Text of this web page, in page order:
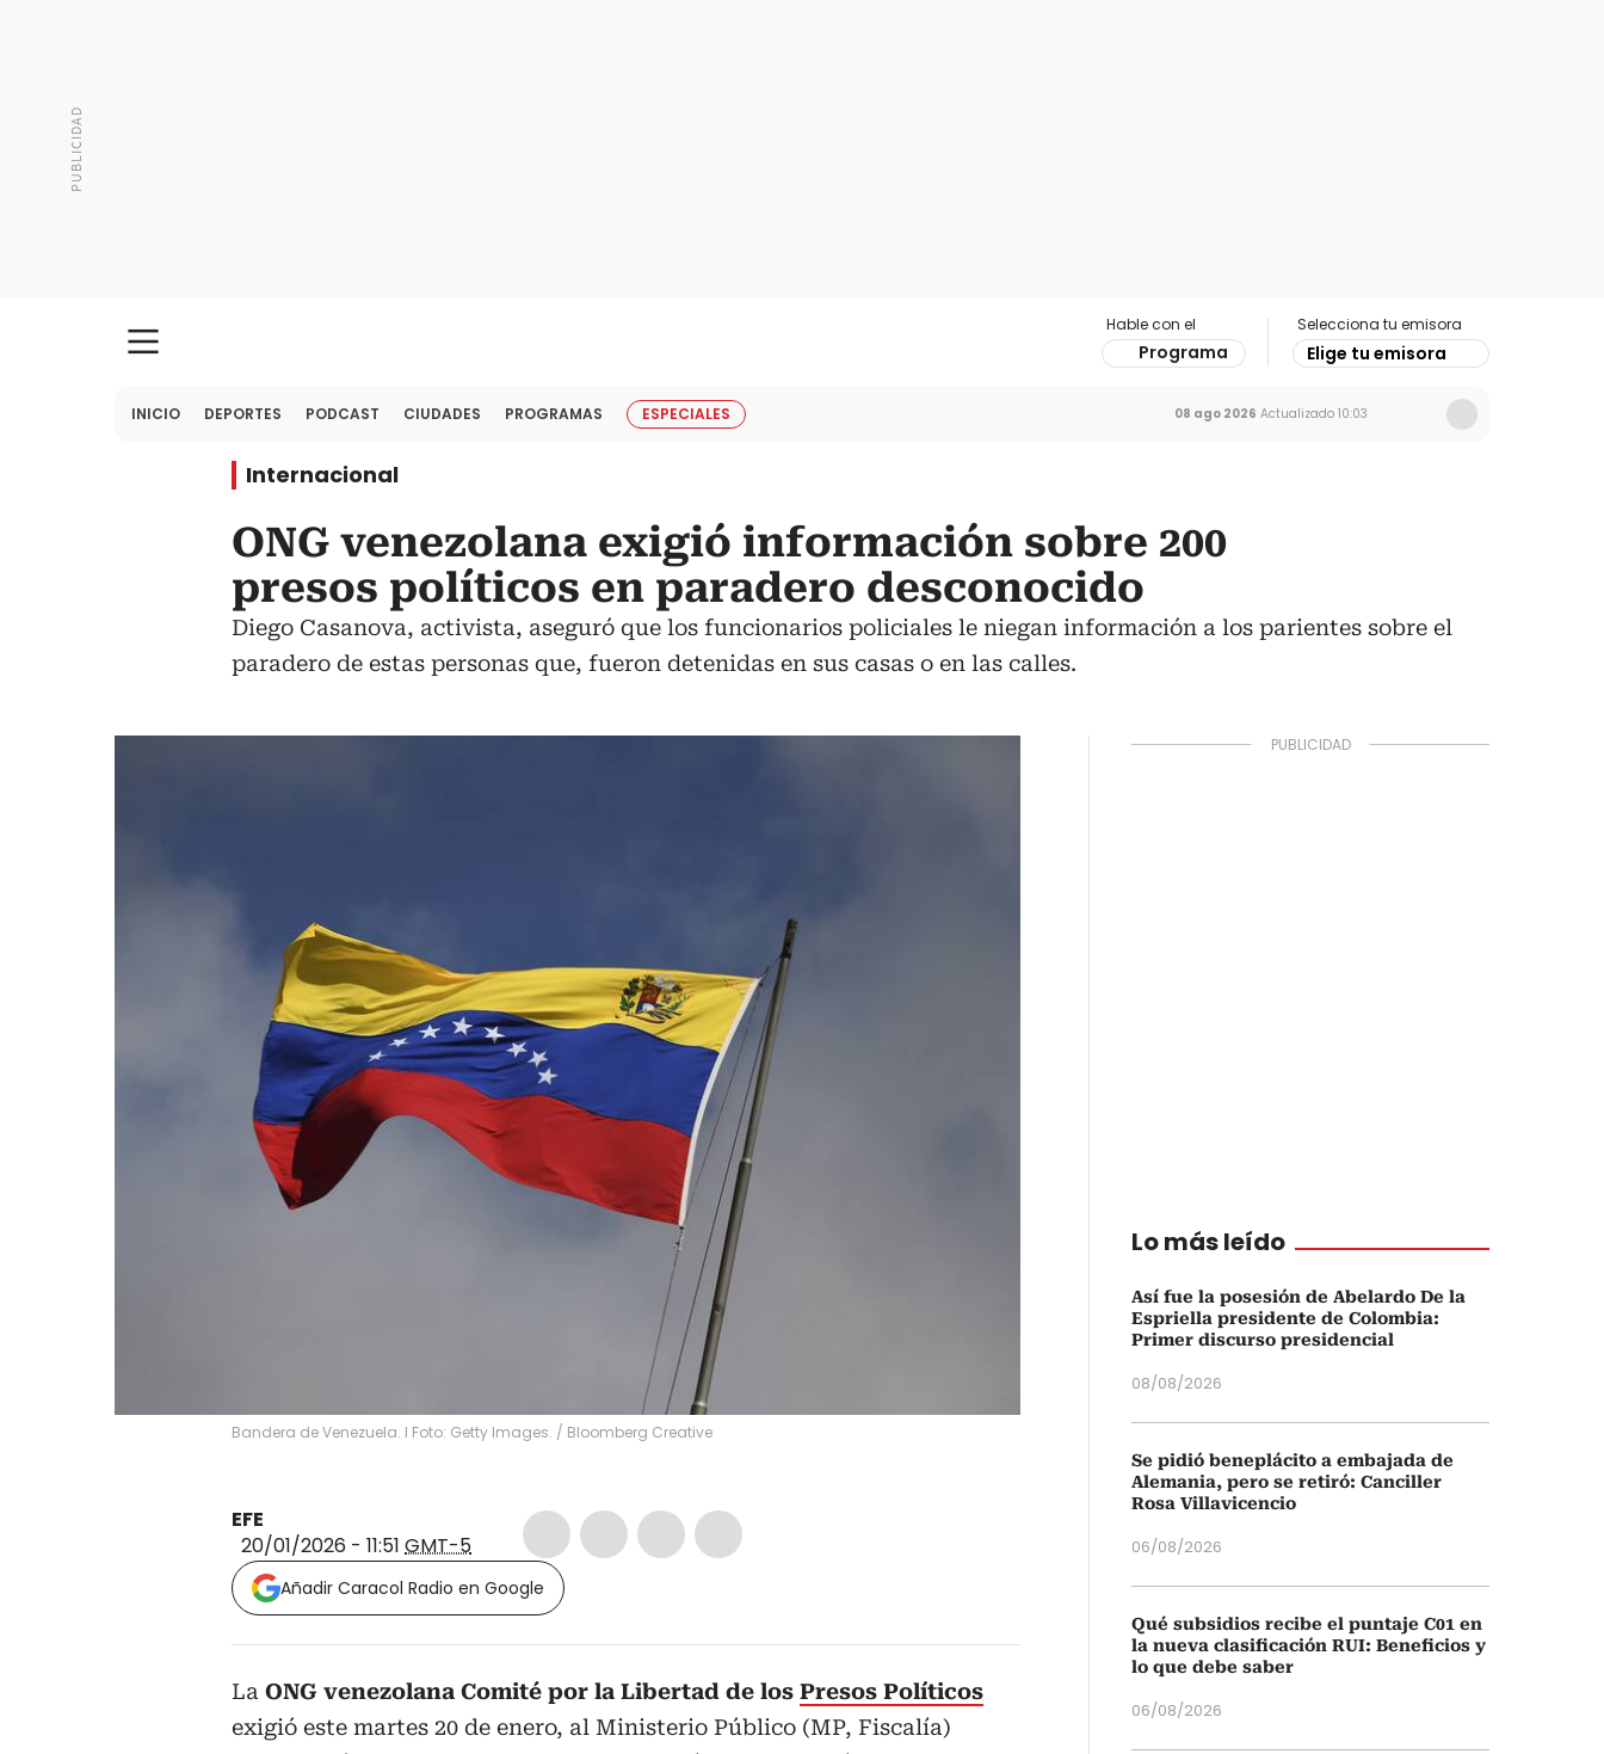
Hable con el
Programa
Selecciona tu emisora
Elige tu emisora
INICIO DEPORTES PODCAST CIUDADES PROGRAMAS ESPECIALES 08 ago 2026 Actualizado 10:03
Internacional
ONG venezolana exigió información sobre 200
presos políticos en paradero desconocido
Diego Casanova, activista, aseguró que los funcionarios policiales le niegan información a los parientes sobre el
paradero de estas personas que, fueron detenidas en sus casas o en las calles.
Bandera de Venezuela. I Foto: Getty Images. / Bloomberg Creative
EFE
20/01/2026 - 11:51 GMT-5
Añadir Caracol Radio en Google
La ONG venezolana Comité por la Libertad de los Presos Políticos
exigió este martes 20 de enero, al Ministerio Público (MP, Fiscalía)
Lo más leído
Así fue la posesión de Abelardo De la
Espriella presidente de Colombia:
Primer discurso presidencial
08/08/2026
Se pidió beneplácito a embajada de
Alemania, pero se retiró: Canciller
Rosa Villavicencio
06/08/2026
Qué subsidios recibe el puntaje C01 en
la nueva clasificación RUI: Beneficios y
lo que debe saber
06/08/2026